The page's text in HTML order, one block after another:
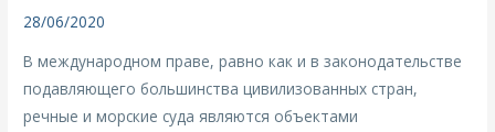
28/06/2020
В международном праве, равно как и в законодательстве
подавляющего большинства цивилизованных стран,
речные и морские суда являются объектами